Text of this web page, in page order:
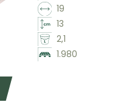
19
13
2,1
1.980